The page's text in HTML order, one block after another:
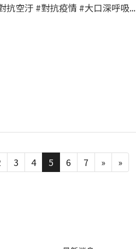
抗空汙 #對抗疫情 #大口深呼吸...
3 4 5 6 7 » »